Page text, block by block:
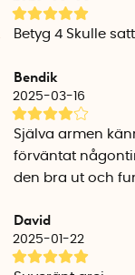
Vikt alla delar
Svart biokomposit:
Fungerar i stål och
komposithoar
Betyg 4 Skulle
Bendik
2025-03-16
Själva armen
förväntat
den bra ut och
David
2025-01-22